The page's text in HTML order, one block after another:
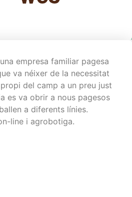
empresa familiar pagesa
va néixer de la necessitat
del camp a un preu just
es va obrir a nous pagesos
a diferents línies.
line i agrobotiga.